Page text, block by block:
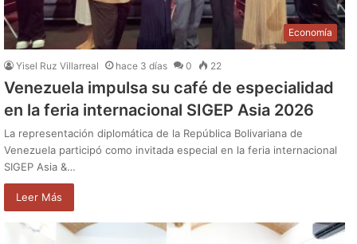
Economía
Yisel Ruz Villarreal hace 3 días 0 22
Venezuela impulsa su café de especialidad
en la feria internacional SIGEP Asia 2026
La representación diplomática de la República Bolivariana de
Venezuela participó como invitada especial en la feria internacional
SIGEP Asia &…
Leer Más